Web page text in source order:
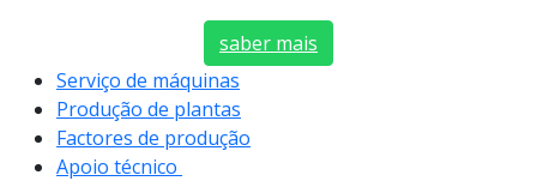
saber mais
Serviço de máquinas
Produção de plantas
Factores de produção
Apoio técnico